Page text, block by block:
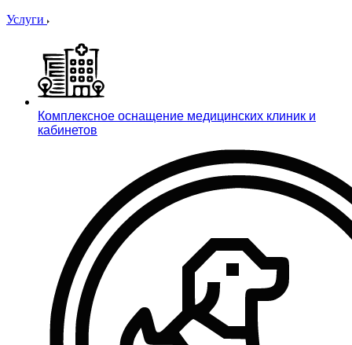
Услуги
Комплексное оснащение медицинских клиник и
кабинетов